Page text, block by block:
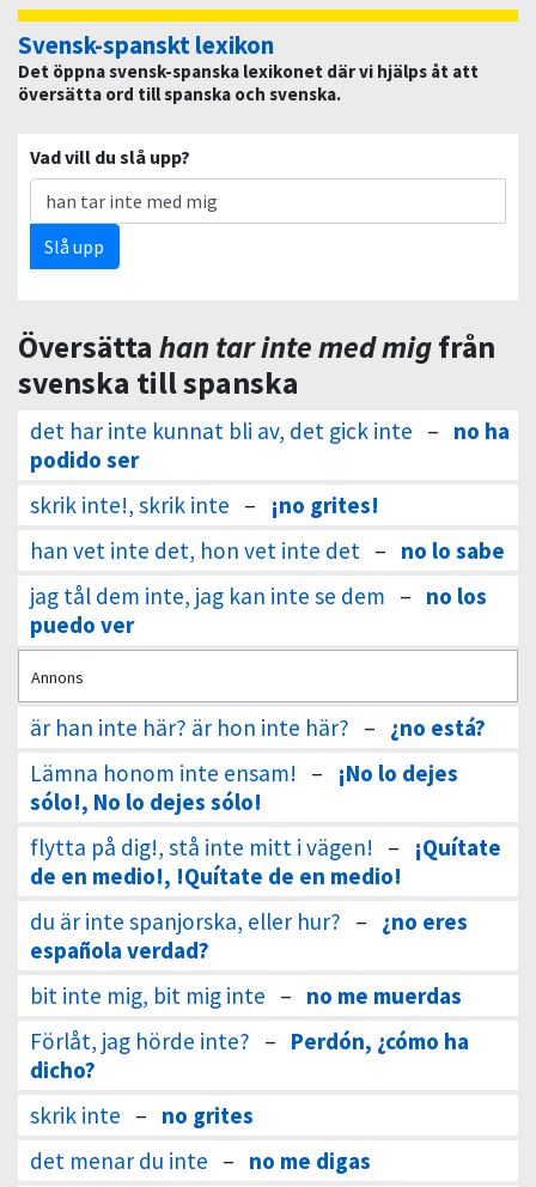
Svensk-spanskt lexikon
Det öppna svensk-spanska lexikonet där vi hjälps åt att
översätta ord till spanska och svenska.
Vad vill du slå upp?
Slå upp
Översätta han tar inte med migfrån
svenska till spanska
det har inte kunnat bli av, det gick inte – no ha
podido ser
skrik inte!, skrik inte –
¡no grites!
han vet inte det, hon vet inte det – no lo sabe
jag tål dem inte, jag kan inte se dem – no los
puedo ver
Annons
är han inte här? är hon inte här? – ¿no está?
Lämna honom inte ensam! –
¡No lo dejes
sólo!, No lo dejes sólo!
flytta på dig!, stå inte mitt i vägen! –
¡Quítate
de en medio!, !Quítate de en medio!
du är inte spanjorska, eller hur? – ¿no eres
española verdad?
bit inte mig, bit mig inte – no me muerdas
Förlåt, jag hörde inte? – Perdón, ¿cómo ha
dicho?
skrik inte – no grites
det menar du inte – no me digas